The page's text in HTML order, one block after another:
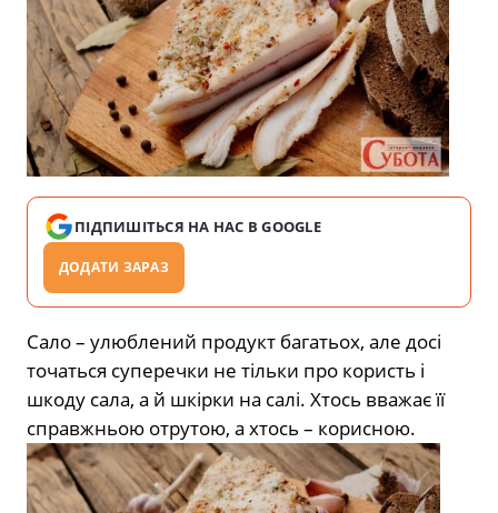
ПІДПИШІТЬСЯ НА НАС В GOOGLE
ДОДАТИ ЗАРАЗ
Сало – улюблений продукт багатьох, але досі
точаться суперечки не тільки про користь і
шкоду сала, а й шкірки на салі. Хтось вважає її
справжньою отрутою, а хтось – корисною.